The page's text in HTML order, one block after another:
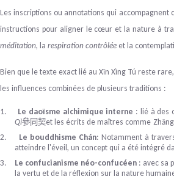
Les inscriptions ou annotations qui accompagnent
instructions pour aligner le cœur et la nature à
méditation, la respiration contrôlée et la
Bien que le texte exact lié au Xīn Xìng Tú reste
les influences combinées de plusieurs traditions :
1. Le daoïsme alchimique interne : lié à des
Qì參同契et les écrits de maîtres comme
2.
Le bouddhisme Chán: Notamment à
atteindre l'éveil, un concept qui a été intégré
3.
Le confucianisme néo-confucéen : avec sa
la vertu et de la réflexion sur la nature